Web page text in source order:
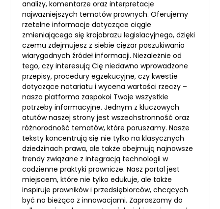
analizy, komentarze oraz interpretacje
najważniejszych tematów prawnych. Oferujemy
rzetelne informacje dotyczące ciągle
zmieniającego się krajobrazu legislacyjnego, dzięki
czemu zdejmujesz z siebie ciężar poszukiwania
wiarygodnych źródeł informacji. Niezależnie od
tego, czy interesują Cię niedawno wprowadzone
przepisy, procedury egzekucyjne, czy kwestie
dotyczące notariatu i wycena wartości rzeczy –
nasza platforma zaspokoi Twoje wszystkie
potrzeby informacyjne. Jednym z kluczowych
atutów naszej strony jest wszechstronność oraz
różnorodność tematów, które poruszamy. Nasze
teksty koncentrują się nie tylko na klasycznych
dziedzinach prawa, ale także obejmują najnowsze
trendy związane z integracją technologii w
codzienne praktyki prawnicze. Nasz portal jest
miejscem, które nie tylko edukuje, ale także
inspiruje prawników i przedsiębiorców, chcących
być na bieżąco z innowacjami. Zapraszamy do